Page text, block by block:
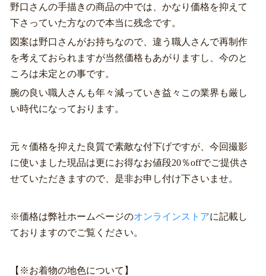
野口さんの手描きの商品の中では、かなり価格を抑えて
下さっていた方なので本当に残念です。
図案は野口さんがお持ちなので、違う職人さんで再制作
を考えておられますが当然価格もあがりますし、今のと
ころは未定との事です。
腕の良い職人さんも年々減っていき益々この業界も厳し
い時代になっております。
元々価格を抑えた良質で素敵な付下げですが、今回撮影
に使いました現品は更にお得なお値段20％offでご提供さ
せていただきますので、是非お申し付け下さいませ。
※価格は弊社ホームページのオンラインストアに記載し
ておりますのでご覧ください。
【※お着物の地色について】